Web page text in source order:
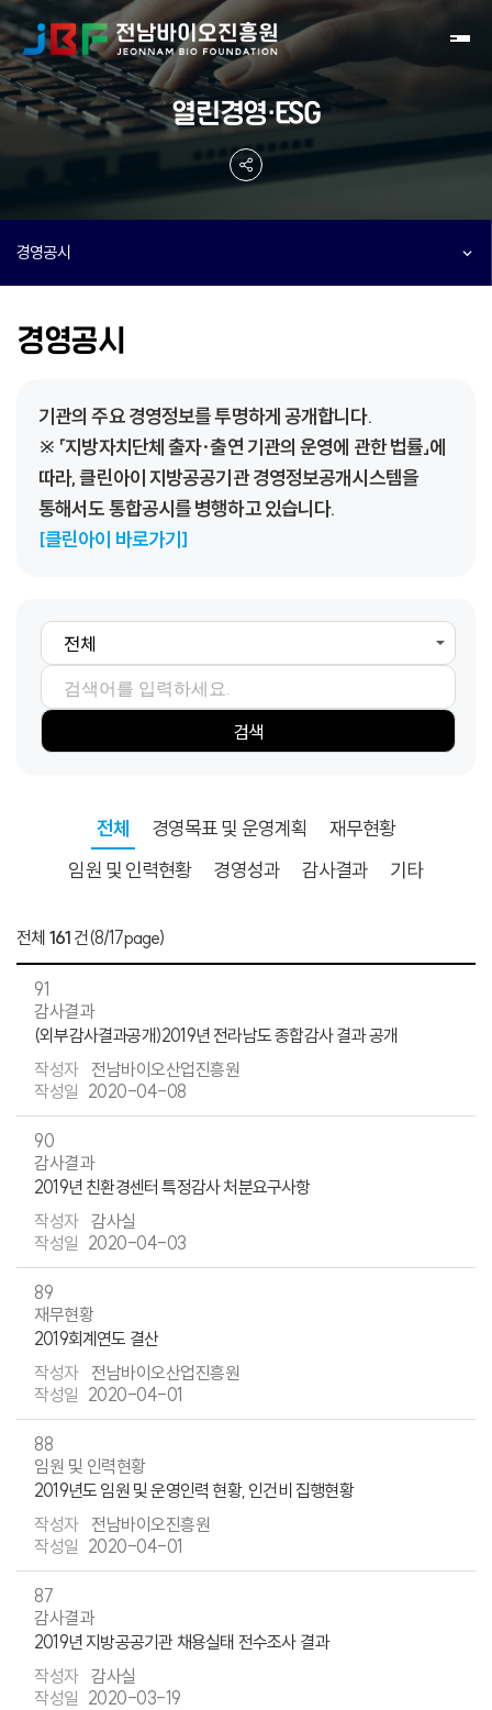
열린경영·ESG
경영공시
경영공시
기관의 주요 경영정보를 투명하게 공개합니다.
※ 「지방자치단체 출자·출연 기관의 운영에 관한 법률」에
따라, 클린아이 지방공공기관 경영정보공개시스템을
통해서도 통합공시를 병행하고 있습니다.
[클린아이 바로가기]
검색
전체 경영목표 및 운영계획
재무현황
임원 및 인력현황
경영성과 감사결과 기타
전체 161 건(8/17page)
91
감사결과
(외부감사결과공개)2019년 전라남도 종합감사 결과 공개
전남바이오산업진흥원
2020-04-08
90
감사결과
2019년 친환경센터 특정감사 처분요구사항
감사실
2020-04-03
89
재무현황
2019회계연도 결산
전남바이오산업진흥원
2020-04-01
88
임원 및 인력현황
2019년도 임원 및 운영인력 현황, 인건비 집행현황
전남바이오진흥원
2020-04-01
87
감사결과
2019년 지방공공기관 채용실태 전수조사 결과
감사실
2020-03-19